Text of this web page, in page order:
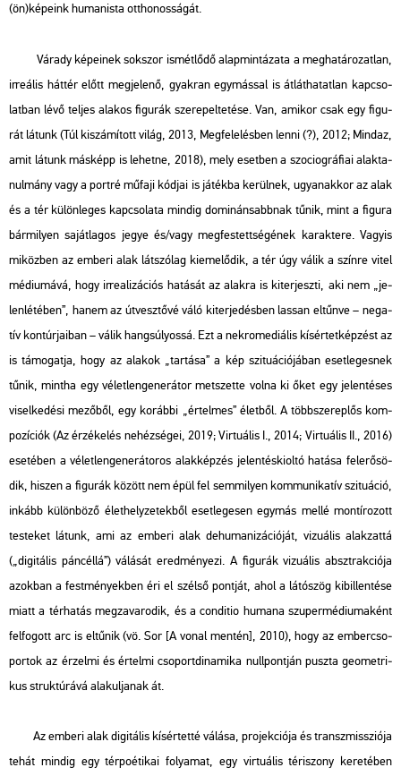
(ön)ké­pe­ink hu­ma­nis­ta ott­ho­nos­sá­gát.
Vá­rady ké­pe­i­nek sok­szor is­mét­lő­dő alap­min­tá­za­ta a meg­ha­tá­ro­zat­lan,
ir­re­á­lis hát­tér előtt meg­je­le­nő, gyak­ran egy­más­sal is át­lát­ha­tat­lan kap­cso­
lat­ban lévő tel­jes ala­kos fi­gu­rák sze­re­pel­te­té­se. Van, ami­kor csak egy fi­gu­
rát lá­tunk (Túl ki­szá­mí­tott világ, 2013, Meg­fe­le­lés­ben lenni (?), 2012; Mind­az,
amit lá­tunk más­képp is le­het­ne, 2018), mely eset­ben a szo­ciog­rá­fi­ai alak­ta­
nul­mány vagy a port­ré mű­fa­ji kód­jai is já­ték­ba ke­rül­nek, ugyan­ak­kor az alak
és a tér kü­lön­le­ges kap­cso­la­ta min­dig do­mi­nán­sabb­nak tűnik, mint a fi­gu­ra
bár­mi­lyen sa­ját­la­gos jegye és/vagy meg­fes­tett­sé­gé­nek ka­rak­te­re. Vagy­is
mi­köz­ben az em­be­ri alak lát­szó­lag ki­eme­lő­dik, a tér úgy válik a szín­re vitel
mé­di­u­má­vá, hogy ir­re­a­li­zá­ci­ós ha­tá­sát az alak­ra is ki­ter­jesz­ti, aki nem „je­
len­lé­té­ben”, hanem az út­vesz­tő­vé váló ki­ter­je­dés­ben las­san el­tűn­ve – ne­ga­
tív kon­túr­ja­i­ban – válik hang­sú­lyos­sá. Ezt a nek­ro­me­di­á­lis kí­sér­tet­kép­zést az
is tá­mo­gat­ja, hogy az ala­kok „tar­tá­sa” a kép szi­tu­á­ci­ó­já­ban eset­le­ges­nek
tűnik, mint­ha egy vé­let­len­ge­ne­rá­tor met­szet­te volna ki őket egy je­len­té­ses
vi­sel­ke­dé­si me­ző­ből, egy ko­ráb­bi „ér­tel­mes” élet­ből. A több­sze­rep­lős kom­
po­zí­ci­ók (Az ér­zé­ke­lés ne­héz­sé­gei, 2019;Vir­tu­á­lis I., 2014; Vir­tu­á­lis II., 2016)
ese­té­ben a vé­let­len­ge­ne­rá­to­ros alak­kép­zés je­len­tés­ki­ol­tó ha­tá­sa fel­erő­sö­
dik, hi­szen a fi­gu­rák kö­zött nem épül fel sem­mi­lyen kom­mu­ni­ka­tív szi­tu­á­ció,
in­kább kü­lön­bö­ző élet­hely­ze­tek­ből eset­le­ge­sen egy­más mellé mon­tí­ro­zott
tes­te­ket lá­tunk, ami az em­be­ri alak de­hu­ma­ni­zá­ci­ó­ját, vi­zu­á­lis alak­zat­tá
(„di­gi­tá­lis pán­cél­lá”) vá­lá­sát ered­mé­nye­zi. A fi­gu­rák vi­zu­á­lis abszt­rak­ci­ó­ja
azok­ban a fest­mé­nyek­ben éri el szél­ső pont­ját, ahol a lá­tó­szög ki­bil­len­té­se
miatt a tér­ha­tás meg­za­va­ro­dik, és a con­di­tio hum­a­na szu­per­mé­di­u­ma­ként
fel­fo­gott arc is el­tű­nik (vö.Sor [A vonal men­tén], 2010), hogy az em­ber­cso­
por­tok az ér­zel­mi és ér­tel­mi cso­port­di­na­mi­ka null­pont­ján pusz­ta geo­met­ri­
kus struk­tú­rá­vá ala­kul­ja­nak át.
Az em­be­ri alak di­gi­tá­lis kí­sér­tet­té vá­lá­sa, pro­jek­ci­ó­ja és transz­misszi­ó­ja
tehát min­dig egy tér­po­é­ti­kai fo­lya­mat, egy vir­tu­á­lis tér­iszony ke­re­té­ben